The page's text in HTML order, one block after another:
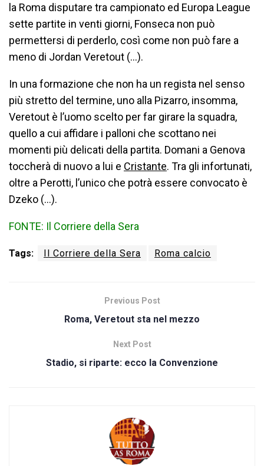
la Roma disputare tra campionato ed Europa League
sette partite in venti giorni, Fonseca non può
permettersi di perderlo, così come non può fare a
meno di Jordan Veretout (…).
In una formazione che non ha un regista nel senso
più stretto del termine, uno alla Pizarro, insomma,
Veretout è l’uomo scelto per far girare la squadra,
quello a cui affidare i palloni che scottano nei
momenti più delicati della partita. Domani a Genova
toccherà di nuovo a lui e Cristante. Tra gli infortunati,
oltre a Perotti, l’unico che potrà essere convocato è
Dzeko (…).
FONTE: Il Corriere della Sera
Tags: Il Corriere della Sera Roma calcio
Previous Post
Roma, Veretout sta nel mezzo
Next Post
Stadio, si riparte: ecco la Convenzione